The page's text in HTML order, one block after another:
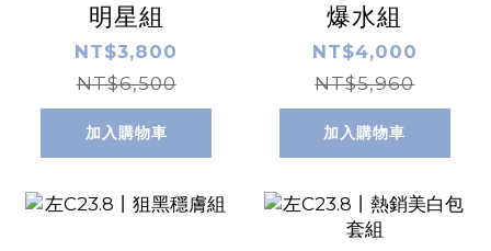
明星組
NT$3,800
NT$6,500
加入購物車
爆水組
NT$4,000
NT$5,960
加入購物車